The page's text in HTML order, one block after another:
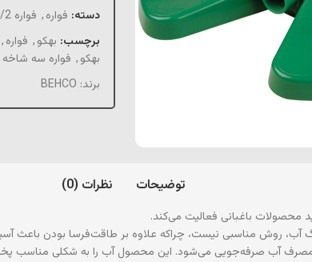
دسته: فواره, فواره 1/2 اینچ
برچسب: بهکو, فواره,
بهکو, فواره سه شاخه
برند: BEHCO
توضیحات نظرات (0)
محصولات باغبانی فعالیت می‌کند.
آب، روش مناسبی نیست، چراکه علاوه بر طاقت‌فرسا بودن باعث
در مصرف آب صرفه‌جویی می‌شود. این محصول آب را به شکلی مناسب